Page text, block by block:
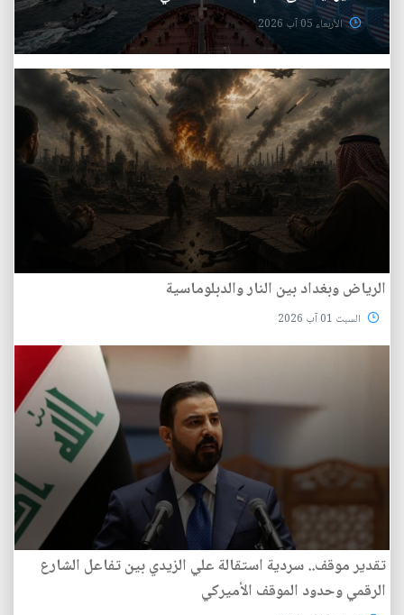
الأربعاء 05 آب 2026
الرياض وبغداد بين النار والدبلوماسية
السبت 01 آب 2026
تقدير موقف.. سردية استقالة علي الزيدي بين تفاعل الشارع
الرقمي وحدود الموقف الأميركي